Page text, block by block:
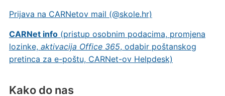
Prijava na CARNetov mail (@skole.hr)
CARNet info(pristup osobnim podacima, promjena
lozinke, aktivacija Office 365, odabir poštanskog
pretinca za e-poštu, CARNet-ov Helpdesk)
Kako do nas